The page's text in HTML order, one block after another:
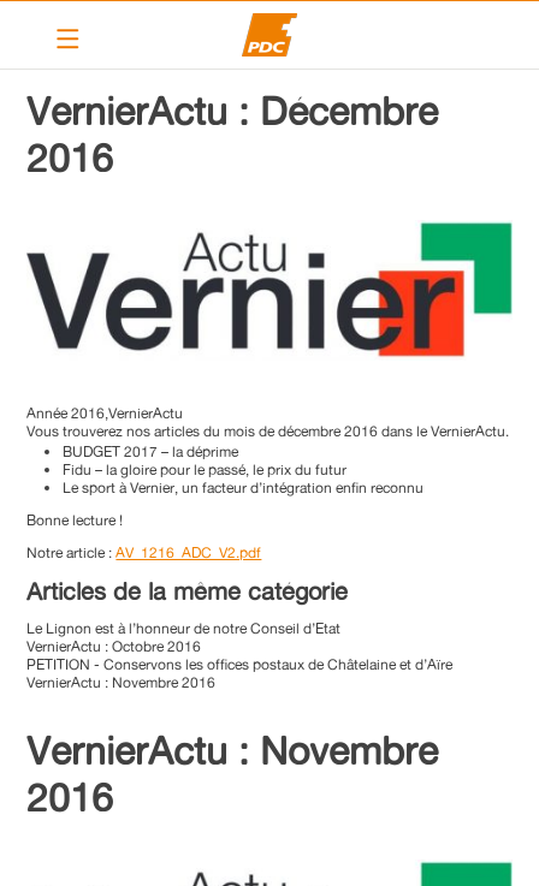
Le PDC Vernier
Nos actions
Contact
Liens
Devenir membre
VernierActu : Décembre
2016
Année 2016,VernierActu
Vous trouverez nos articles du mois de décembre 2016 dans le VernierActu.
BUDGET 2017 – la déprime
Fidu – la gloire pour le passé, le prix du futur
Le sport à Vernier, un facteur d’intégration enfin reconnu
Bonne lecture !
Notre article :AV_1216_ADC_V2.pdf
Articles de la même catégorie
Le Lignon est à l’honneur de notre Conseil d’Etat
VernierActu : Octobre 2016
PETITION - Conservons les offices postaux de Châtelaine et d’Aïre
VernierActu : Novembre 2016
VernierActu : Novembre
2016